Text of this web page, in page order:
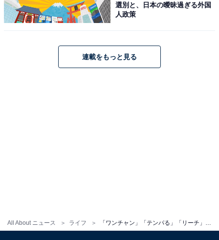
All About ニュース ライフ
を経て芸人・作家・コピーライターに。エレキコミッ
ク・ラーメンズを輩出した芸能事務所トゥインクル・コ
受賞、LOFT公式YouTubeチャンネル『コントするイシ
カワくん』シリーズのコント台本・出演、KNBラジオ
選別と、日本の曖昧過ぎる外国
人政策
連載をもっと見る